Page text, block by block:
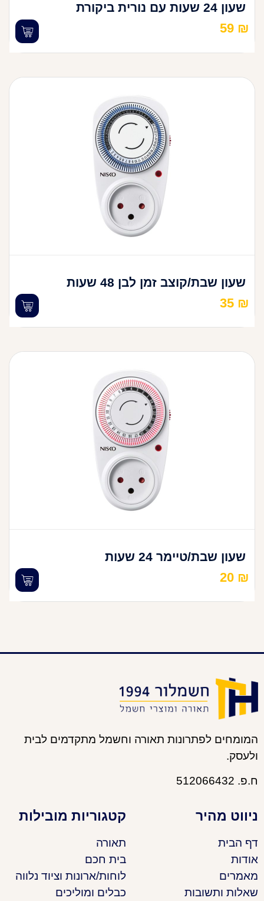
שעון 24 שעות עם נורית ביקורת
59 ₪
שעון שבת/קוצב זמן לבן 48 שעות
35 ₪
שעון שבת/טיימר 24 שעות
20 ₪
המומחים לפתרונות תאורה וחשמל מתקדמים לבית
ולעסק.
ח.פ. 512066432
ניווט מהיר
דף הבית
אודות
מאמרים
שאלות ותשובות
קטגוריות מובילות
תאורה
בית חכם
לוחות/ארונות וציוד נלווה
כבלים ומוליכים